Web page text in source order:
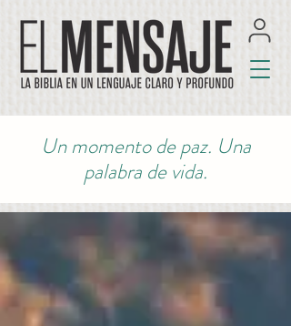
Un momento de paz. Una
palabra de vida.